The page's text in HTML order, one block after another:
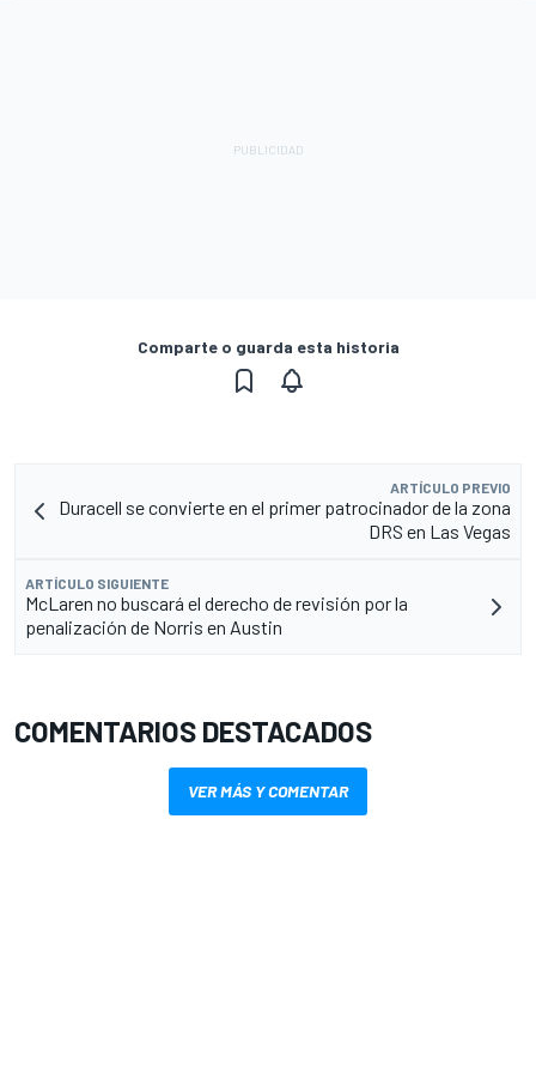
Comparte o guarda esta historia
ARTÍCULO PREVIO
Duracell se convierte en el primer patrocinador de la zona
DRS en Las Vegas
ARTÍCULO SIGUIENTE
McLaren no buscará el derecho de revisión por la
penalización de Norris en Austin
COMENTARIOS DESTACADOS
VER MÁS Y COMENTAR